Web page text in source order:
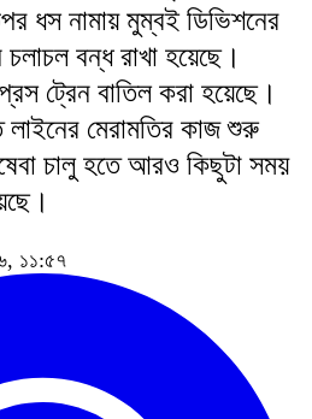
ধস নামায় মুম্বই ডিভিশনের
বন্ধ রাখা হয়েছে।
ট্রেন বাতিল করা হয়েছে।
লাইনের মেরামতির কাজ শুরু
চালু হতে আরও কিছুটা সময়
১১:৫৭